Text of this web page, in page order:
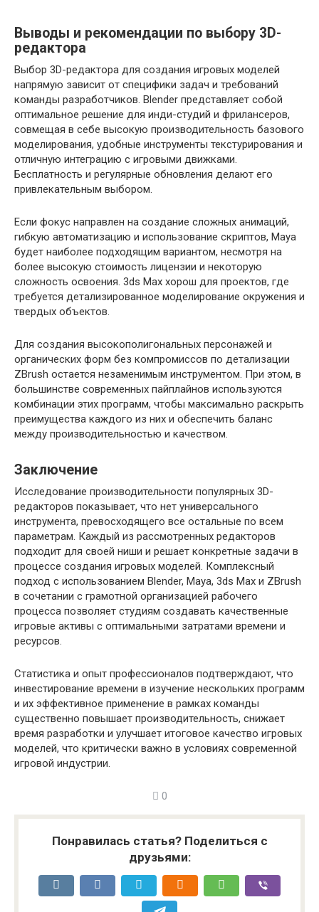
Выводы и рекомендации по выбору 3D-
редактора
Выбор 3D-редактора для создания игровых моделей
напрямую зависит от специфики задач и требований
команды разработчиков. Blender представляет собой
оптимальное решение для инди-студий и фрилансеров,
совмещая в себе высокую производительность базового
моделирования, удобные инструменты текстурирования и
отличную интеграцию с игровыми движками.
Бесплатность и регулярные обновления делают его
привлекательным выбором.
Если фокус направлен на создание сложных анимаций,
гибкую автоматизацию и использование скриптов, Maya
будет наиболее подходящим вариантом, несмотря на
более высокую стоимость лицензии и некоторую
сложность освоения. 3ds Max хорош для проектов, где
требуется детализированное моделирование окружения и
твердых объектов.
Для создания высокополигональных персонажей и
органических форм без компромиссов по детализации
ZBrush остается незаменимым инструментом. При этом, в
большинстве современных пайплайнов используются
комбинации этих программ, чтобы максимально раскрыть
преимущества каждого из них и обеспечить баланс
между производительностью и качеством.
Заключение
Исследование производительности популярных 3D-
редакторов показывает, что нет универсального
инструмента, превосходящего все остальные по всем
параметрам. Каждый из рассмотренных редакторов
подходит для своей ниши и решает конкретные задачи в
процессе создания игровых моделей. Комплексный
подход с использованием Blender, Maya, 3ds Max и ZBrush
в сочетании с грамотной организацией рабочего
процесса позволяет студиям создавать качественные
игровые активы с оптимальными затратами времени и
ресурсов.
Статистика и опыт профессионалов подтверждают, что
инвестирование времени в изучение нескольких программ
и их эффективное применение в рамках команды
существенно повышает производительность, снижает
время разработки и улучшает итоговое качество игровых
моделей, что критически важно в условиях современной
игровой индустрии.
0
Понравилась статья? Поделиться с
друзьями: